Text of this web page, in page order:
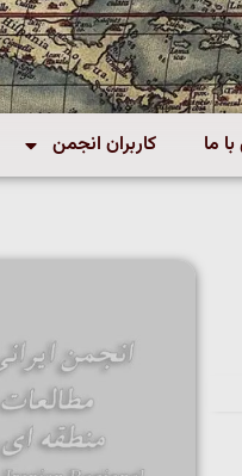
ما کاربران انجمن